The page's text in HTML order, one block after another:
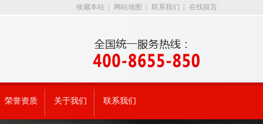
收藏本站 网站地图 联系我们 在线留言
荣誉资质 关于我们 联系我们